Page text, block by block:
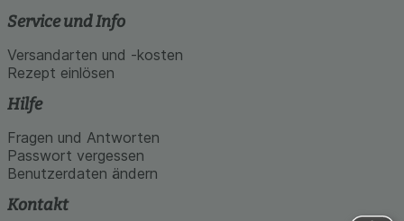
Service und Info
Versandarten und -kosten
Rezept einlösen
Hilfe
Fragen und Antworten
Passwort vergessen
Benutzerdaten ändern
Kontakt